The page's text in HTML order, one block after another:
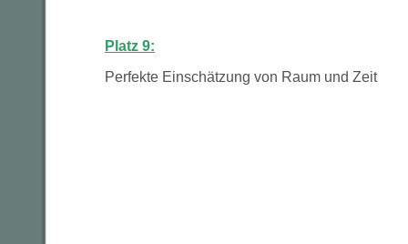
Platz 9:
Perfekte Einschätzung von Raum und Zeit